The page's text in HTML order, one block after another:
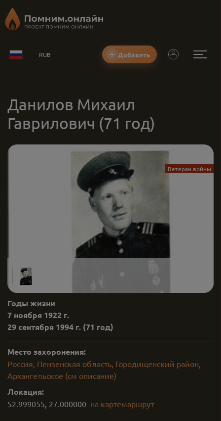
RUB Добавить
Данилов Михаил
Гаврилович (71 год)
Ветеран войны
Годы жизни
7 ноября 1922 г.
29 сентября 1994 г. (71 год)
Место захоронения:
Россия, Пензенская область, Городищенский район,
Архангельское (см описание)
Локация:
52.999055, 27.000000 на картемаршрут